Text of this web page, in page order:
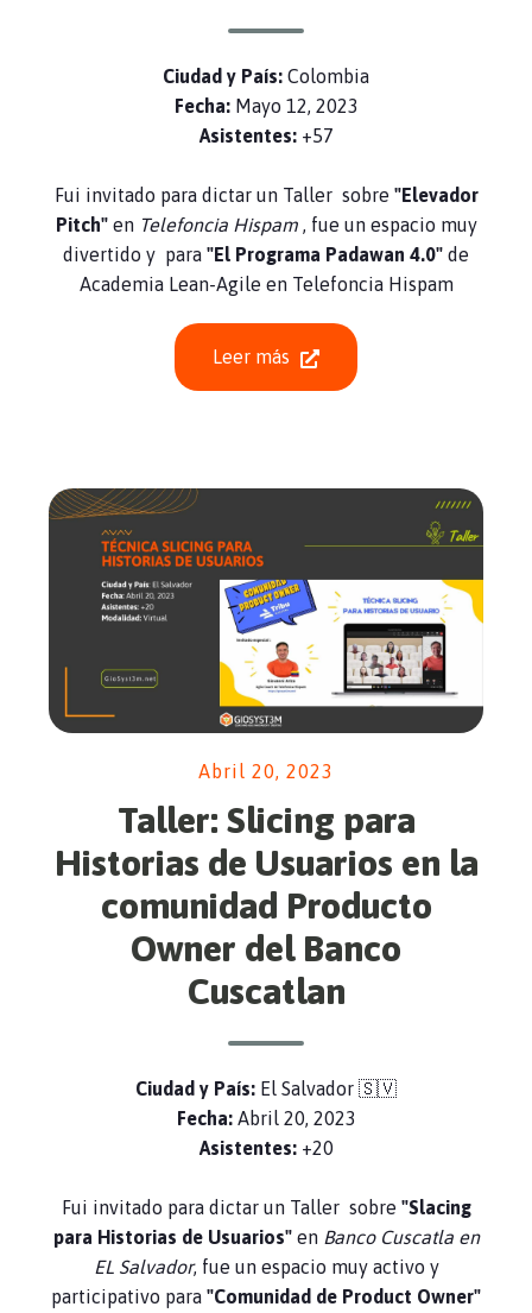
Ciudad y País: Colombia
Fecha:Mayo 12, 2023
Asistentes: +57
Fui invitado para dictar un Taller sobre "Elevador
Pitch"en Telefoncia Hispam, fue un espacio muy
divertido y para "El Programa Padawan 4.0" de
Academia Lean-Agile en Telefoncia Hispam
Leer más
Abril 20, 2023
Taller: Slicing para
Historias de Usuarios en la
comunidad Producto
Owner del Banco
Cuscatlan
Ciudad y País: El Salvador 🇸🇻
Fecha:Abril 20, 2023
Asistentes: +20
Fui invitado para dictar un Taller sobre "Slacing
para Historias de Usuarios"en Banco Cuscatla en
EL Salvador, fue un espacio muy activo y
participativo para "Comunidad de Product Owner"